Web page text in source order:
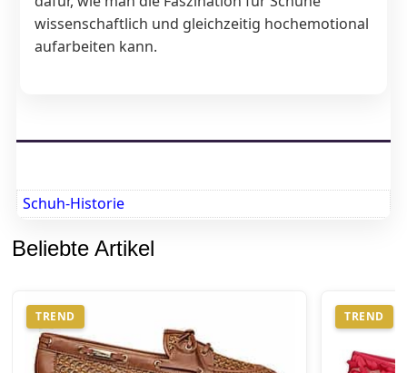
wissenschaftlich und gleichzeitig hochemotional
aufarbeiten kann.
Schuh-Historie
Beliebte Artikel
TREND TREND